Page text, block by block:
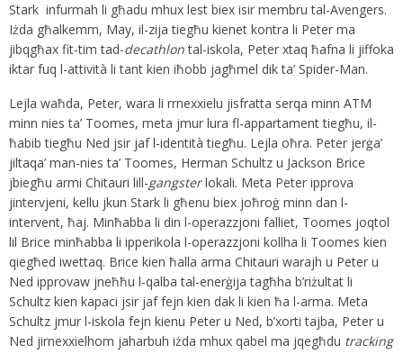
Stark infurmah li għadu mhux lest biex isir membru tal-Avengers.
Iżda għalkemm, May, il-zija tiegħu kienet kontra li Peter ma
jibqgħax fit-tim tad-decathlontal-iskola, Peter xtaq ħafna li jiffoka
iktar fuq l-attività li tant kien iħobb jagħmel dik ta’ Spider-Man.
Lejla waħda, Peter, wara li rrnexxielu jisfratta serqa minn ATM
minn nies ta’ Toomes, meta jmur lura fl-appartament tiegħu, il-
ħabib tiegħu Ned jsir jaf l-identità tiegħu. Lejla oħra. Peter jerġa’
jiltaqa’ man-nies ta’ Toomes, Herman Schultz u Jackson Brice
jbiegħu armi Chitauri lill-gangsterlokali. Meta Peter ipprova
jintervjeni, kellu jkun Stark li għenu biex joħroġ minn dan l-
intervent, ħaj. Minħabba li din l-operazzjoni falliet, Toomes joqtol
lil Brice minħabba li ipperikola l-operazzjoni kollha li Toomes kien
qiegħed iwettaq. Brice kien ħalla arma Chitauri warajh u Peter u
Ned ipprovaw jneħħu l-qalba tal-enerġija tagħha b’riżultat li
Schultz kien kapaci jsir jaf fejn kien dak li kien ħa l-arma. Meta
Schultz jmur l-iskola fejn kienu Peter u Ned, b’xorti tajba, Peter u
Ned jirnexxielhom jaharbuh iżda mhux qabel ma jqegħdu tracking